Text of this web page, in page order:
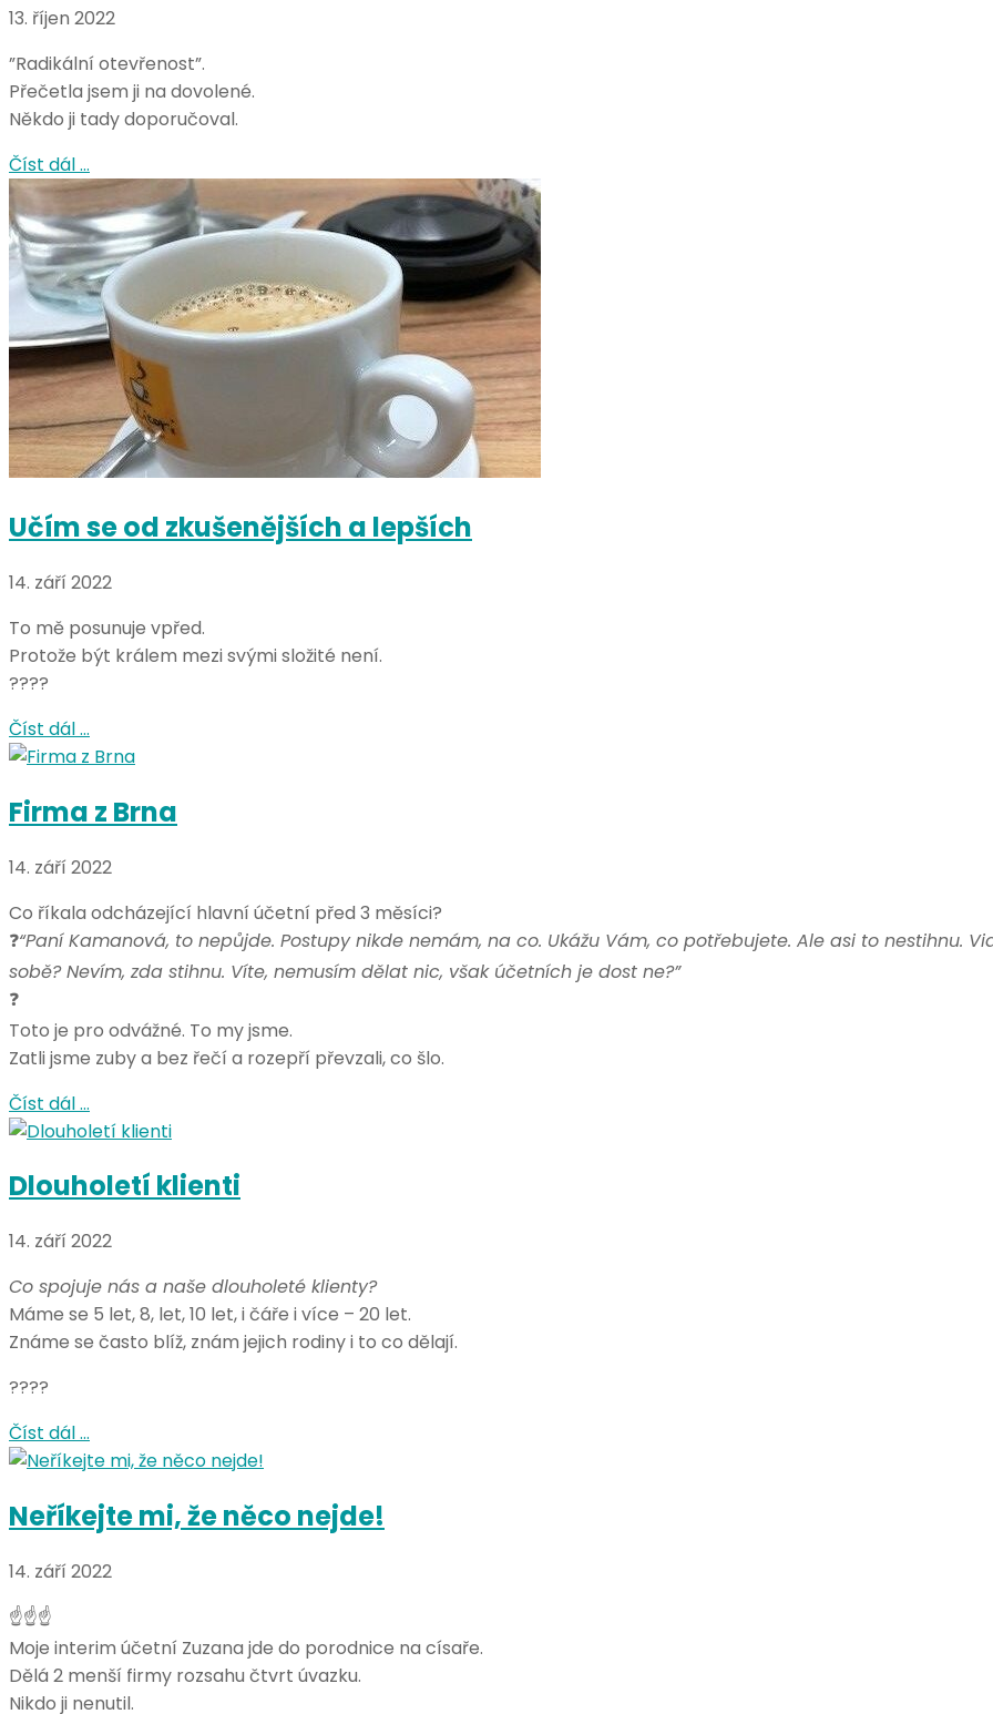
13. říjen 2022
”Radikální otevřenost”.
Přečetla jsem ji na dovolené.
Někdo ji tady doporučoval.
Číst dál …
Učím se od zkušenějších a lepších
14. září 2022
To mě posunuje vpřed.
Protože být králem mezi svými složité není.
????
Číst dál …
Firma z Brna
14. září 2022
Co říkala odcházející hlavní účetní před 3 měsíci?
❓“Paní Kamanová, to nepůjde. Postupy nikde nemám, na co. Ukážu Vám, co potřebujete. Ale asi to nestihnu.
sobě? Nevím, zda stihnu. Víte, nemusím dělat nic, však účetních je dost ne?”
❓
Toto je pro odvážné. To my jsme.
Zatli jsme zuby a bez řečí a rozepří převzali, co šlo.
Číst dál …
Dlouholetí klienti
14. září 2022
Co spojuje nás a naše dlouholeté klienty?
Máme se 5 let, 8, let, 10 let, i čáře i více – 20 let.
Známe se často blíž, znám jejich rodiny i to co dělají.
????
Číst dál …
Neříkejte mi, že něco nejde!
14. září 2022
☝☝☝
Moje interim účetní Zuzana jde do porodnice na císaře.
Dělá 2 menší firmy rozsahu čtvrt úvazku.
Nikdo ji nenutil.